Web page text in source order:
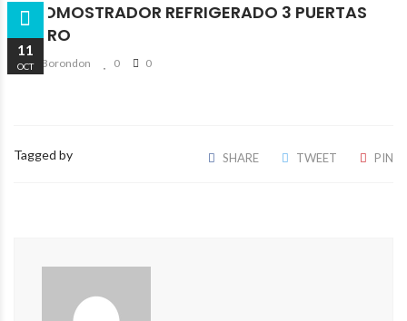
11
OCT
ALTOMOSTRADOR REFRIGERADO 3 PUERTAS
ACERO
By Borondon 0 0
Tagged by SHARE TWEET PIN